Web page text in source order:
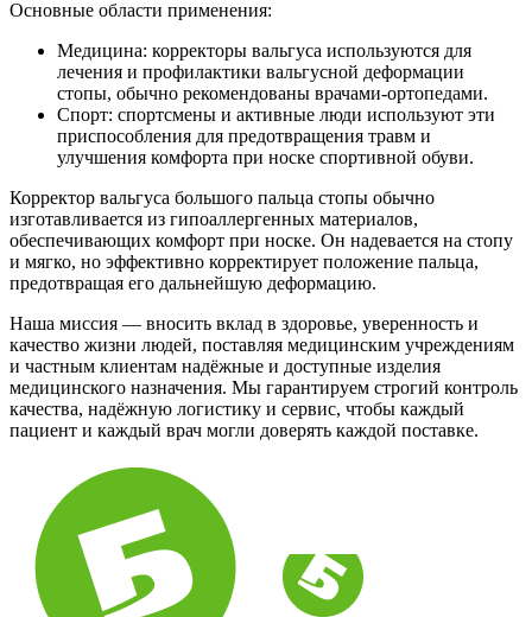
Основные области применения:
Медицина: корректоры вальгуса используются для
лечения и профилактики вальгусной деформации
стопы, обычно рекомендованы врачами-ортопедами.
Спорт: спортсмены и активные люди используют эти
приспособления для предотвращения травм и
улучшения комфорта при носке спортивной обуви.
Корректор вальгуса большого пальца стопы обычно
изготавливается из гипоаллергенных материалов,
обеспечивающих комфорт при носке. Он надевается на стопу
и мягко, но эффективно корректирует положение пальца,
предотвращая его дальнейшую деформацию.
Наша миссия — вносить вклад в здоровье, уверенность и
качество жизни людей, поставляя медицинским учреждениям
и частным клиентам надёжные и доступные изделия
медицинского назначения. Мы гарантируем строгий контроль
качества, надёжную логистику и сервис, чтобы каждый
пациент и каждый врач могли доверять каждой поставке.